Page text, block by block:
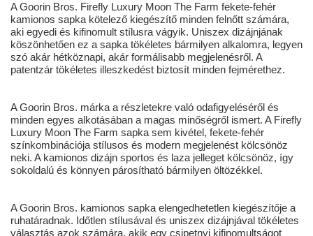
A Goorin Bros. Firefly Luxury Moon The Farm fekete-fehér
kamionos sapka kötelező kiegészítő minden felnőtt számára,
aki egyedi és kifinomult stílusra vágyik. Uniszex dizájnjának
köszönhetően ez a sapka tökéletes bármilyen alkalomra, legyen
szó akár hétköznapi, akár formálisabb megjelenésről. A
patentzár tökéletes illeszkedést biztosít minden fejmérethez.
A Goorin Bros. márka a részletekre való odafigyeléséről és
minden egyes alkotásában a magas minőségről ismert. A Firefly
Luxury Moon The Farm sapka sem kivétel, fekete-fehér
színkombinációja stílusos és modern megjelenést kölcsönöz
neki. A kamionos dizájn sportos és laza jelleget kölcsönöz, így
sokoldalú és könnyen párosítható bármilyen öltözékkel.
A Goorin Bros. kamionos sapka elengedhetetlen kiegészítője a
ruhatáradnak. Időtlen stílusával és uniszex dizájnjával tökéletes
választás azok számára, akik egy csipetnyi kifinomultságot